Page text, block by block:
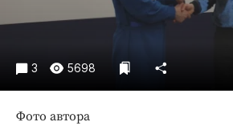
Экономика и бизнес
ПРОЕКТЫ
Издания
3 5698
Фото автора